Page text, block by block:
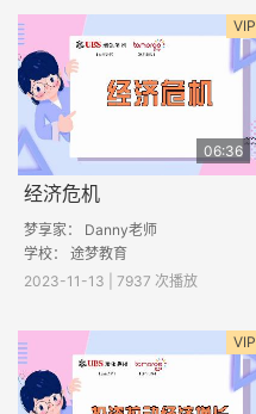
VIP
06:36
经济危机
梦享家： Danny老师
学校： 途梦教育
2023-11-13 | 7937 次播放
VIP